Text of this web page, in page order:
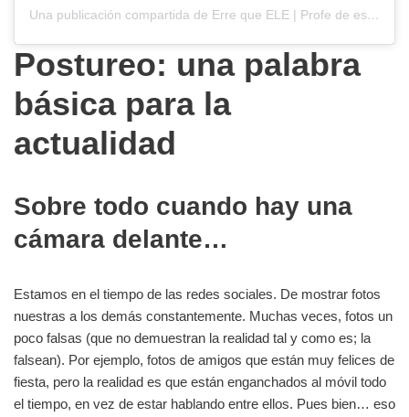
Una publicación compartida de Erre que ELE | Profe de español ???????? (@errequeele)
Postureo: una palabra
básica para la
actualidad
Sobre todo cuando hay una
cámara delante…
Estamos en el tiempo de las redes sociales. De mostrar fotos
nuestras a los demás constantemente. Muchas veces, fotos un
poco falsas (que no demuestran la realidad tal y como es; la
falsean). Por ejemplo, fotos de amigos que están muy felices de
fiesta, pero la realidad es que están enganchados al móvil todo
el tiempo, en vez de estar hablando entre ellos. Pues bien… eso